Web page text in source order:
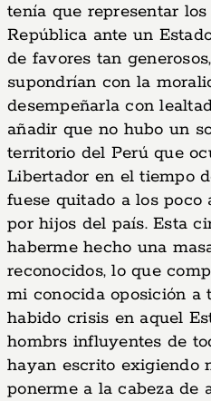
tenía que representar
República ante un
de favores tan
supondrían con la
desempeñarla con
añadir que no hubo un
territorio del Perú que
Libertador en el tiempo
fuese quitado a los poco
por hijos del país. Esta
haberme hecho una
reconocidos, lo que
mi conocida oposición a
habido crisis en aquel
hombrs influyentes de
hayan escrito exigiendo
ponerme a la cabeza de